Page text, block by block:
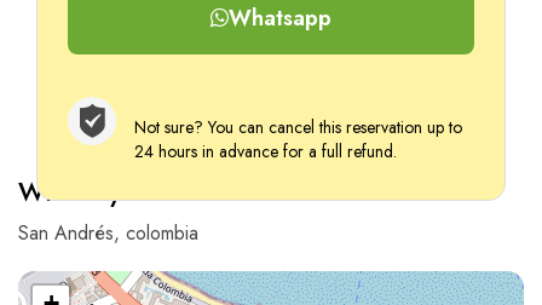
Ages 2–12
Whatsapp
Not sure? You can cancel this reservation up to
24 hours in advance for a full refund.
Where you’ll be
San Andrés, colombia